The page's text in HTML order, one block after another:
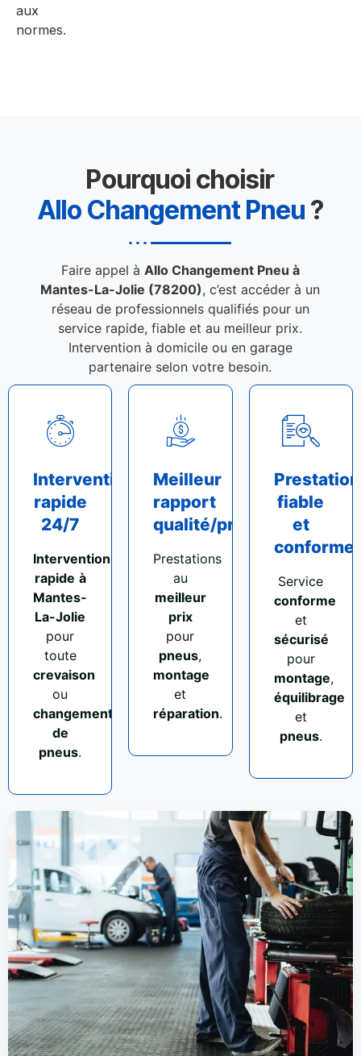
aux
normes.
Pourquoi choisir
Allo Changement Pneu ?
Faire appel à Allo Changement Pneu à
Mantes-La-Jolie (78200), c’est accéder à un
réseau de professionnels qualifiés pour un
service rapide, fiable et au meilleur prix.
Intervention à domicile ou en garage
partenaire selon votre besoin.
Intervention
rapide
24/7
Intervention
rapide à
Mantes-
La-Jolie
pour
toute
crevaison
ou
changement
de
pneus.
Meilleur
rapport
qualité/prix
Prestations
au
meilleur
prix
pour
pneus,
montage
et
réparation.
Prestation
fiable
et
conforme
Service
conforme
et
sécurisé
pour
montage,
équilibrage
et
pneus.